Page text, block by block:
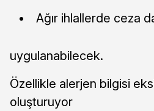
Ağır ihlallerde ceza
uygulanabilecek.
Özellikle alerjen bilgisi
oluşturuyor